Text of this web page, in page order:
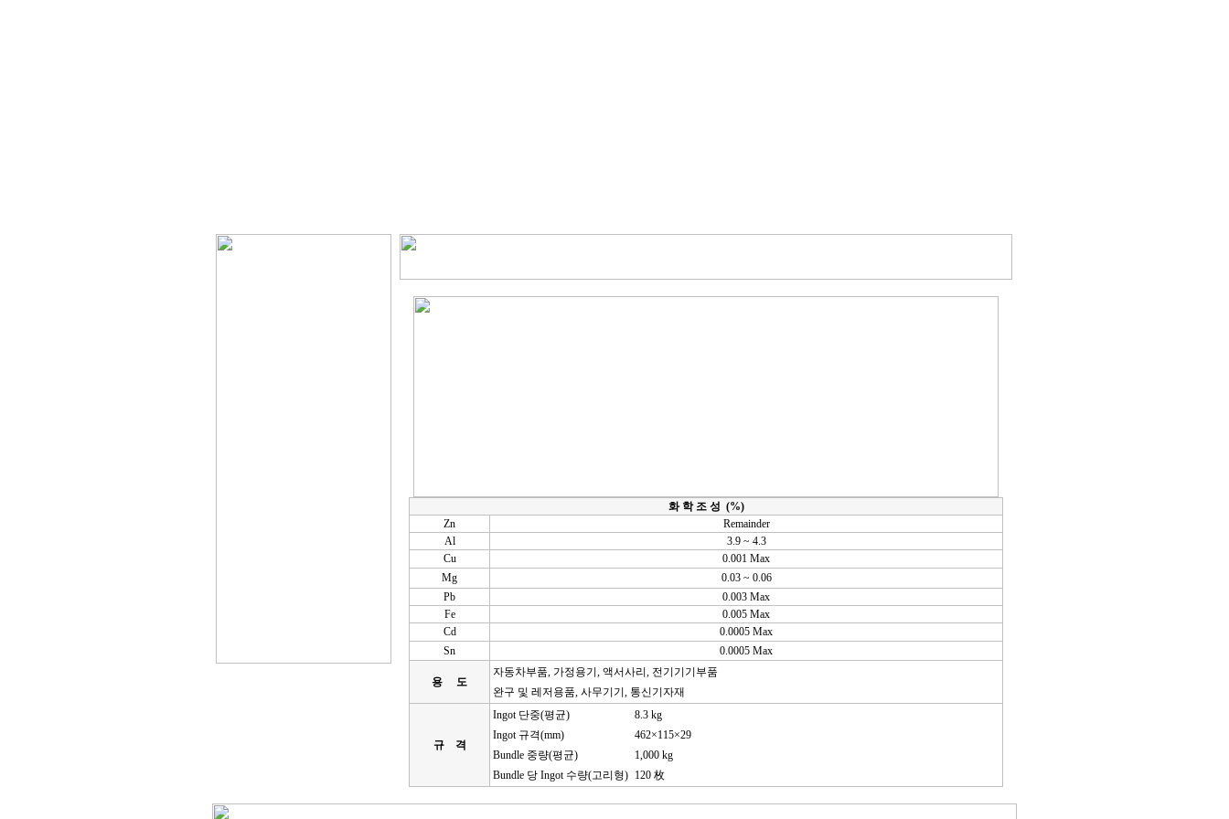
화 학 조 성 (%)
Zn
Remainder
Al
3.9 ~ 4.3
Cu
0.001 Max
Mg
0.03 ~ 0.06
Pb
0.003 Max
Fe
0.005 Max
Cd
0.0005 Max
Sn
0.0005 Max
용 도
자동차부품, 가정용기, 액서사리, 전기기기부품
완구 및 레저용품, 사무기기, 통신기자재
규 격
Ingot 단중(평균)
8.3 kg
Ingot 규격(mm)
462×115×29
Bundle 중량(평균)
1,000 kg
Bundle 당 Ingot 수량(고리형) 120 枚